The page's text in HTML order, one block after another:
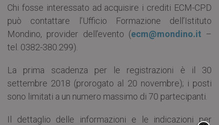
Chi fosse interessato ad acquisire i crediti ECM-CPD
può contattare l’Ufficio Formazione dell’Istituto
Mondino, provider dell’evento (ecm@mondino.it –
tel. 0382-380.299).
La prima scadenza per le registrazioni è il 30
settembre 2018 (prorogato al 20 novembre); i posti
sono limitati a un numero massimo di 70 partecipanti.
Il dettaglio delle informazioni e le indicazioni per